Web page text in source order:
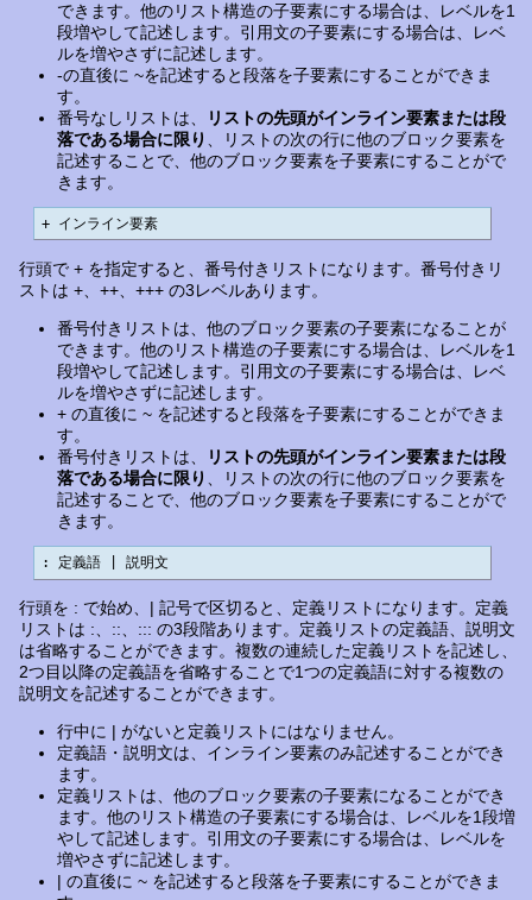
できます。他のリスト構造の子要素にする場合は、レベルを1
段増やして記述します。引用文の子要素にする場合は、レベ
ルを増やさずに記述します。
-の直後に ~を記述すると段落を子要素にすることができま
す。
番号なしリストは、
リストの先頭がインライン要素または段
落である場合に限り
、リストの次の行に他のブロック要素を
記述することで、他のブロック要素を子要素にすることがで
きます。
+ インライン要素
行頭で + を指定すると、番号付きリストになります。番号付きリ
ストは +、++、+++ の3レベルあります。
番号付きリストは、他のブロック要素の子要素になることが
できます。他のリスト構造の子要素にする場合は、レベルを1
段増やして記述します。引用文の子要素にする場合は、レベ
ルを増やさずに記述します。
+ の直後に ~ を記述すると段落を子要素にすることができま
す。
番号付きリストは、
リストの先頭がインライン要素または段
落である場合に限り
、リストの次の行に他のブロック要素を
記述することで、他のブロック要素を子要素にすることがで
きます。
: 定義語 | 説明文
行頭を : で始め、| 記号で区切ると、定義リストになります。定義
リストは :、::、::: の3段階あります。定義リストの定義語、説明文
は省略することができます。複数の連続した定義リストを記述し、
2つ目以降の定義語を省略することで1つの定義語に対する複数の
説明文を記述することができます。
行中に | がないと定義リストにはなりません。
定義語・説明文は、インライン要素のみ記述することができ
ます。
定義リストは、他のブロック要素の子要素になることができ
ます。他のリスト構造の子要素にする場合は、レベルを1段増
やして記述します。引用文の子要素にする場合は、レベルを
増やさずに記述します。
| の直後に ~ を記述すると段落を子要素にすることができま